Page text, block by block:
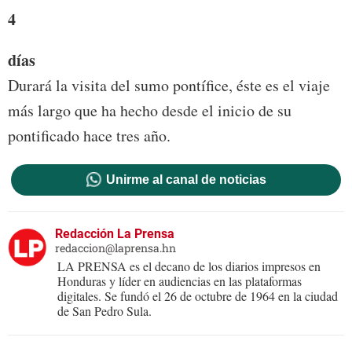
4
días
Durará la visita del sumo pontífice, éste es el viaje
más largo que ha hecho desde el inicio de su
pontificado hace tres año.
Unirme al canal de noticias
Redacción La Prensa
redaccion@laprensa.hn
LA PRENSA es el decano de los diarios impresos en
Honduras y líder en audiencias en las plataformas
digitales. Se fundó el 26 de octubre de 1964 en la ciudad
de San Pedro Sula.